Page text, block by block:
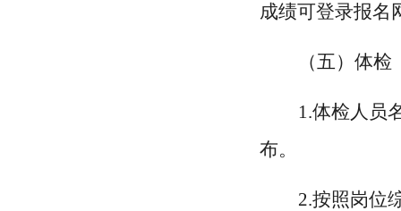
成绩可登录报名
（五）体检
1.体检人员
布。
2.按照岗位